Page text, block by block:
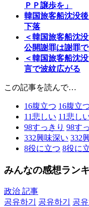
ＰＰ譲歩を」
韓国旅客船沈没
下落
＜韓国旅客船沈
公開謝罪は謝罪で
＜韓国旅客船沈
言で波紋広がる
この記事を読んで…
16腹立つ 16腹立
11悲しい 11悲し
98すっきり 98す
332興味深い 332
8役に立つ 8役に
みんなの感想ラン
政治 記事
공유하기
공유하기 공유